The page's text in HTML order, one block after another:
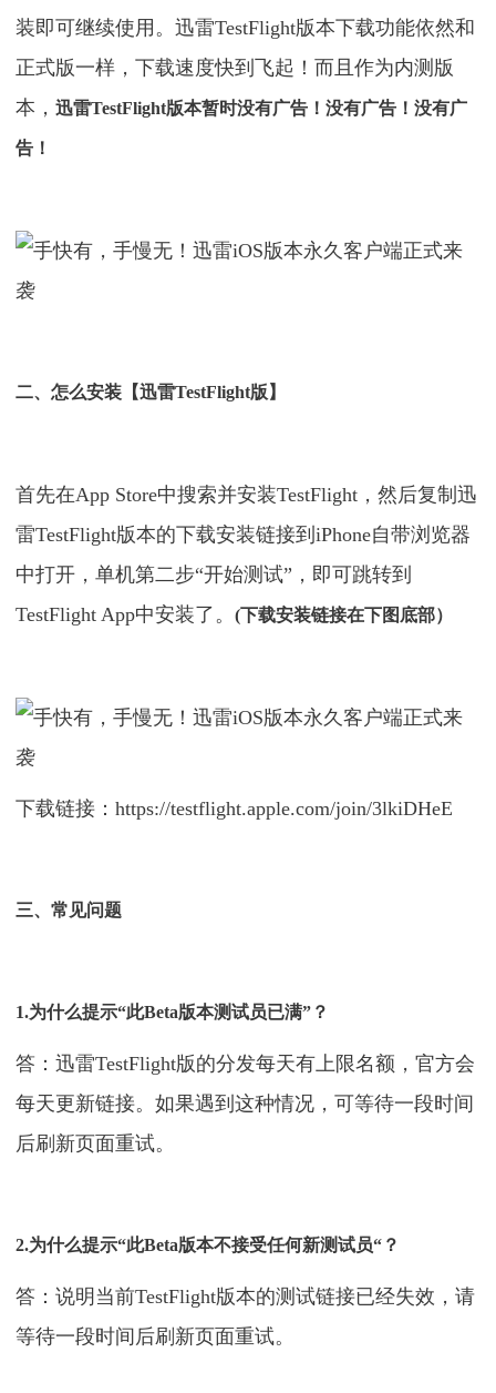
装即可继续使用。迅雷TestFlight版本下载功能依然和
正式版一样，下载速度快到飞起！而且作为内测版
本，迅雷TestFlight版本暂时没有广告！没有广告！没有广
告！
二、怎么安装【迅雷TestFlight版】
首先在App Store中搜索并安装TestFlight，然后复制迅
雷TestFlight版本的下载安装链接到iPhone自带浏览器
中打开，单机第二步“开始测试”，即可跳转到
TestFlight App中安装了。(下载安装链接在下图底部）
下载链接：https://testflight.apple.com/join/3lkiDHeE
三、常见问题
1.为什么提示“此Beta版本测试员已满”？
答：迅雷TestFlight版的分发每天有上限名额，官方会
每天更新链接。如果遇到这种情况，可等待一段时间
后刷新页面重试。
2.为什么提示“此Beta版本不接受任何新测试员“？
答：说明当前TestFlight版本的测试链接已经失效，请
等待一段时间后刷新页面重试。